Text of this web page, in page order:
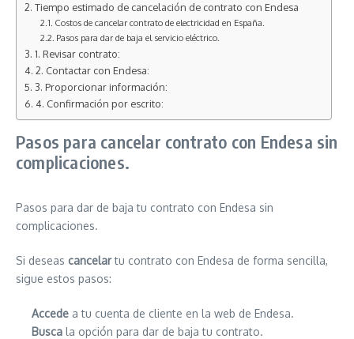
Tiempo estimado de cancelación de contrato con Endesa
Costos de cancelar contrato de electricidad en España.
Pasos para dar de baja el servicio eléctrico.
1. Revisar contrato:
2. Contactar con Endesa:
3. Proporcionar información:
4. Confirmación por escrito:
Pasos para cancelar contrato con Endesa sin
complicaciones.
Pasos para dar de baja tu contrato con Endesa sin
complicaciones.
Si deseas cancelartu contrato con Endesa de forma sencilla,
sigue estos pasos:
Accede a tu cuenta de cliente en la web de Endesa.
Busca la opción para dar de baja tu contrato.